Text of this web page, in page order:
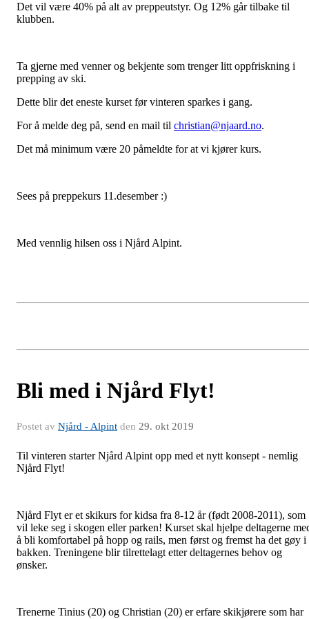
Det vil være 40% på alt av preppeutstyr. Og 12% går tilbake til
klubben.
Ta gjerne med venner og bekjente som trenger litt oppfriskning i
prepping av ski.
Dette blir det eneste kurset før vinteren sparkes i gang.
For å melde deg på, send en mail til christian@njaard.no.
Det må minimum være 20 påmeldte for at vi kjører kurs.
Sees på preppekurs 11.desember :)
Med vennlig hilsen oss i Njård Alpint.
Bli med i Njård Flyt!
Postet av Njård - Alpint den 29. okt 2019
Til vinteren starter Njård Alpint opp med et nytt konsept - nemlig
Njård Flyt!
Njård Flyt er et skikurs for kidsa fra 8-12 år (født 2008-2011), som
vil leke seg i skogen eller parken! Kurset skal hjelpe deltagerne
å bli komfortabel på hopp og rails, men først og fremst ha det gøy i
bakken. Treningene blir tilrettelagt etter deltagernes behov og
ønsker.
Trenerne Tinius (20) og Christian (20) er erfare skikjørere som har